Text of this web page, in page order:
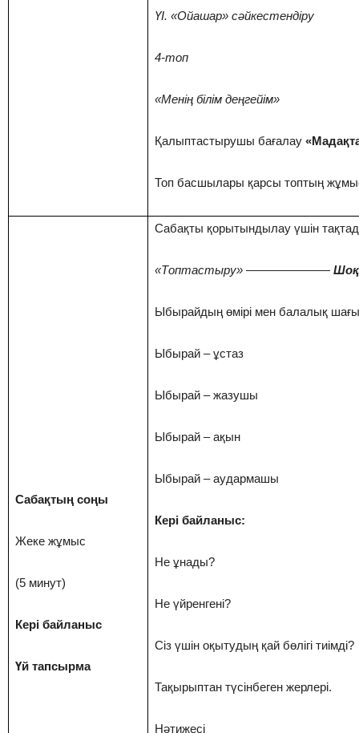
ҮІ. «Ойашар» сәйкестендіру
4-топ
«Менің білім деңгейім»
Қалыптастырушы бағалау
Топ басшылары қарсы топтың
Сабақтың соңы
Жеке жұмыс
(5 минут)
Кері байланыс
Үй тапсырма
Сабақты қорытындылау үшін
«Топтастыру» ———————
Ыбырайдың өмірі мен балалық шағы
Ыбырай – ұстаз
Ыбырай – жазушы
Ыбырай – ақын
Ыбырай – аудармашы
Кері байланыс:
Не ұнады?
Не үйренгені?
Сіз үшін оқытудың қай бөлігі тиімді?
Тақырыптан түсінбеген жерлері.
Нәтижесі